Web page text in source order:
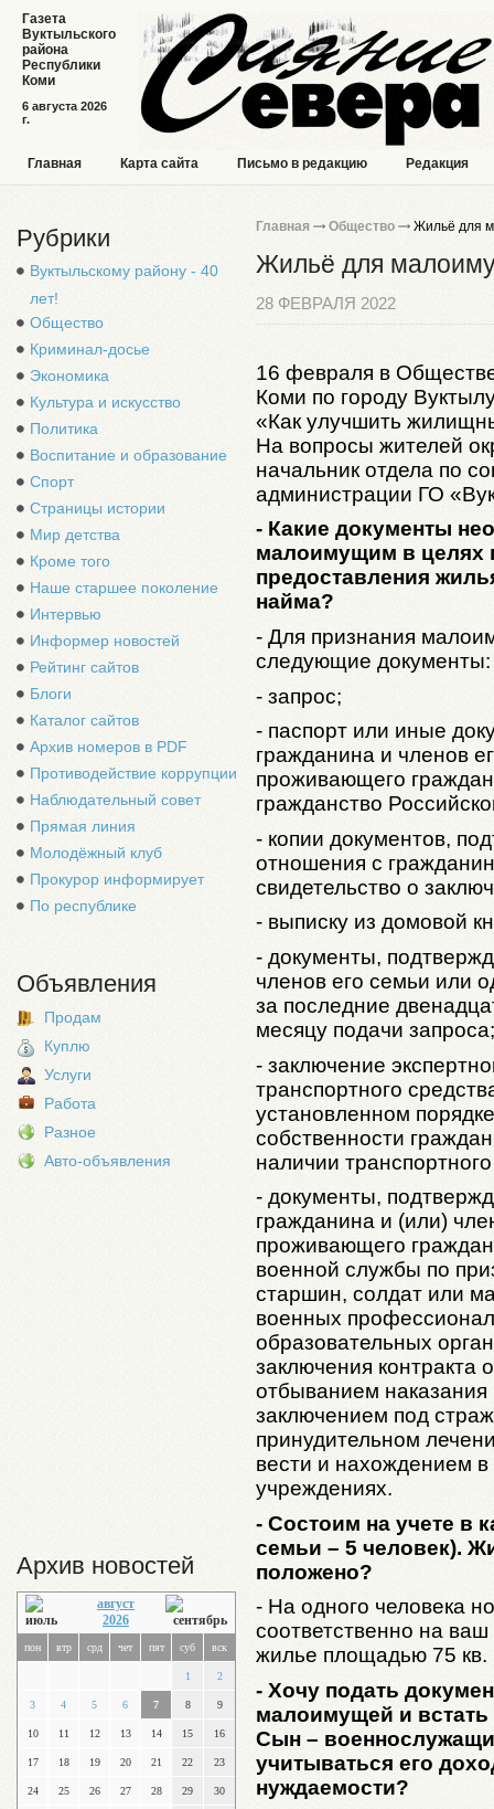
6 августа 2026
г.
Газета
Вуктыльского
района
Республики
Коми
Главная Карта сайта Письмо в редакцию Редакция
Рубрики
Вуктыльскому району - 40
лет!
Общество
Криминал-досье
Экономика
Культура и искусство
Политика
Воспитание и образование
Спорт
Страницы истории
Мир детства
Кроме того
Наше старшее поколение
Интервью
Информер новостей
Рейтинг сайтов
Блоги
Каталог сайтов
Архив номеров в PDF
Противодействие коррупции
Наблюдательный совет
Прямая линия
Молодёжный клуб
Прокурор информирует
По республике
Объявления
Продам
Куплю
Услуги
Работа
Разное
Авто-объявления
Архив новостей
август
2026
пон втр срд чет пят суб вск
1 2
3 4 5 6 7 8 9
10 11 12 13 14 15 16
17 18 19 20 21 22 23
24 25 26 27 28 29 30
Главная Общество Жильё для
Жильё для
28 ФЕВРАЛЯ 2022
16 февраля в
Коми по городу
«Как улучшить
На вопросы жителей
начальник отдела по
администрации ГО
- Какие документы
малоимущим в целях
предоставления
найма?
- Для признания
следующие документы:
- запрос;
- паспорт или иные
гражданина и членов
проживающего
гражданство
- копии документов,
отношения с
свидетельство о
- выписку из домовой
- документы,
членов его семьи или
за последние
месяцу подачи запроса;
- заключение
транспортного
установленном
собственности
наличии
- документы,
гражданина и (или)
проживающего
военной службы по
старшин, солдат или
военных
образовательных
заключения
отбыванием
заключением под
принудительном
вести и нахождением
учреждениях.
- Состоим на учете в
семьи – 5 человек).
положено?
- На одного человека
соответственно на
жилье площадью 75 кв.
- Хочу подать
малоимущей и встать
Сын –
учитываться его
нуждаемости?